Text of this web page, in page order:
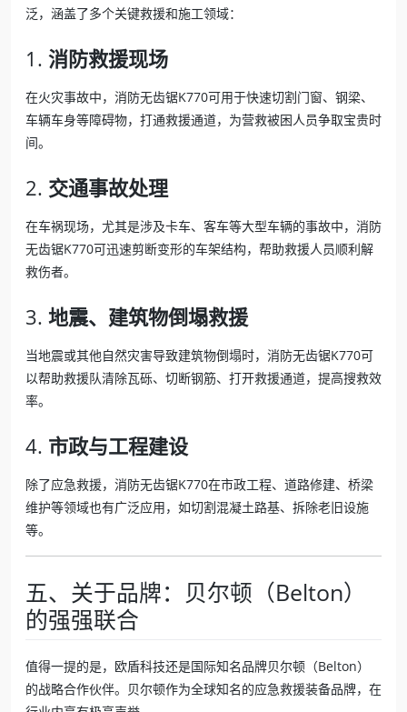
泛，涵盖了多个关键救援和施工领域：
1. 消防救援现场
在火灾事故中，消防无齿锯K770可用于快速切割门窗、钢梁、
车辆车身等障碍物，打通救援通道，为营救被困人员争取宝贵时
间。
2. 交通事故处理
在车祸现场，尤其是涉及卡车、客车等大型车辆的事故中，消防
无齿锯K770可迅速剪断变形的车架结构，帮助救援人员顺利解
救伤者。
3. 地震、建筑物倒塌救援
当地震或其他自然灾害导致建筑物倒塌时，消防无齿锯K770可
以帮助救援队清除瓦砾、切断钢筋、打开救援通道，提高搜救效
率。
4. 市政与工程建设
除了应急救援，消防无齿锯K770在市政工程、道路修建、桥梁
维护等领域也有广泛应用，如切割混凝土路基、拆除老旧设施
等。
五、关于品牌：贝尔顿（Belton）
的强强联合
值得一提的是，欧盾科技还是国际知名品牌贝尔顿（Belton）
的战略合作伙伴。贝尔顿作为全球知名的应急救援装备品牌，在